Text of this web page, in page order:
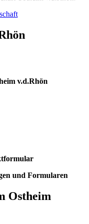
v.d.Rhön
und Formularen
Ostheim